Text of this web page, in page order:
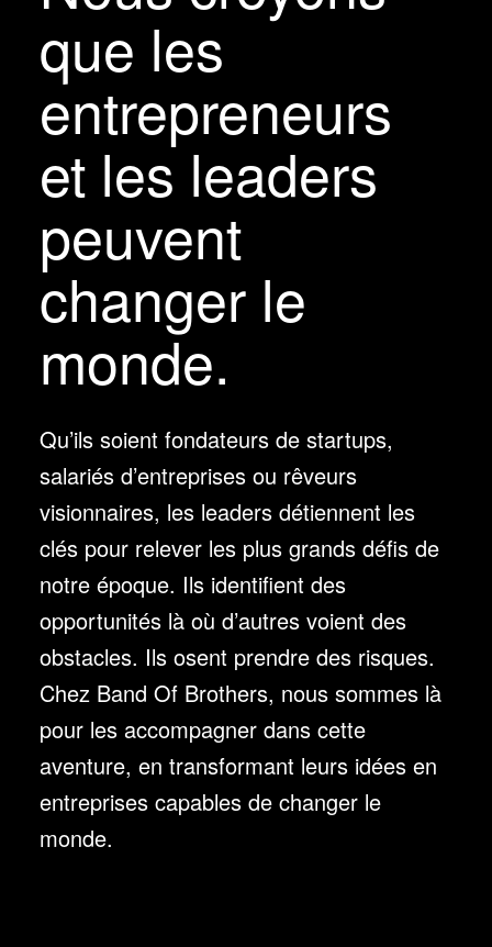
que les
entrepreneurs
et les leaders
peuvent
changer le
monde.
Qu’ils soient fondateurs de startups,
salariés d’entreprises ou rêveurs
visionnaires, les leaders détiennent les
clés pour relever les plus grands défis de
notre époque. Ils identifient des
opportunités là où d’autres voient des
obstacles. Ils osent prendre des risques.
Chez Band Of Brothers, nous sommes là
pour les accompagner dans cette
aventure, en transformant leurs idées en
entreprises capables de changer le
monde.